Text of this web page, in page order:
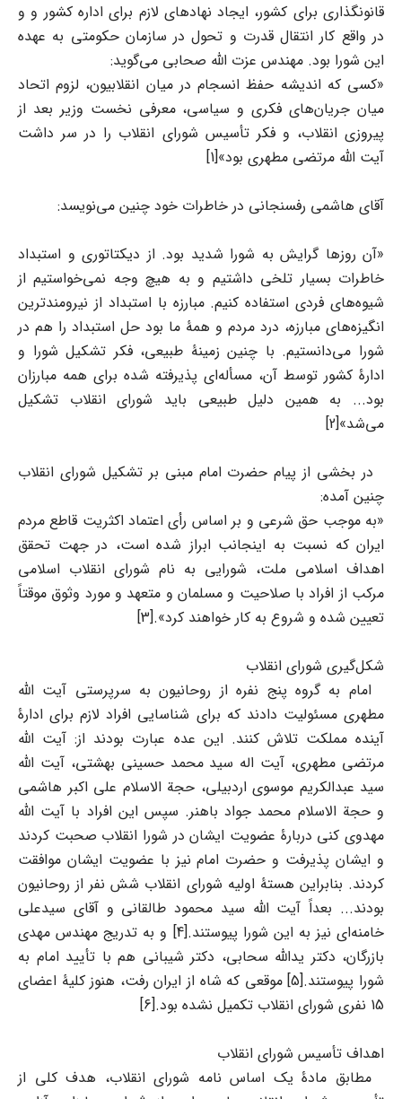
قانونگذاری برای کشور، ایجاد نهادهای لازم برای اداره کشور و و
در واقع کار انتقال قدرت و تحول در سازمان حکومتی به عهده
این شورا بود. مهندس عزت الله صحابی می‌گوید:
«کسی که اندیشه حفظ انسجام در میان انقلابیون، لزوم اتحاد
میان جریان‌های فکری و سیاسی، معرفی نخست وزیر بعد از
پیروزی انقلاب، و فکر تأسیس شورای انقلاب را در سر داشت
آیت الله مرتضی مطهری بود»[1]
آقای هاشمی رفسنجانی در خاطرات خود چنین می‌نویسد:
«آن روزها گرایش به شورا شدید بود. از دیکتاتوری و استبداد
خاطرات بسیار تلخی داشتیم و به هیچ وجه نمی‌خواستیم از
شیوه‌های فردی استفاده کنیم. مبارزه با استبداد از نیرومندترین
انگیزه‌های مبارزه، درد مردم و همۀ ما بود حل استبداد را هم در
شورا می‌دانستیم. با چنین زمینۀ طبیعی، فکر تشکیل شورا و
ادارۀ کشور توسط آن، مسأله‌ای پذیرفته شده برای همه مبارزان
بود... به همین دلیل طبیعی باید شورای انقلاب تشکیل
می‌شد»[2]
در بخشی از پیام حضرت امام مبنی بر تشکیل شورای انقلاب
چنین آمده:
«به موجب حق شرعی و بر اساس رأی اعتماد اکثریت قاطع مردم
ایران که نسبت به اینجانب ابراز شده است، در جهت تحقق
اهداف اسلامی ملت، شورایی به نام شورای انقلاب اسلامی
مرکب از افراد با صلاحیت و مسلمان و متعهد و مورد وثوق موقتاً
تعیین شده و شروع به کار خواهند کرد».[3]
شکل‌گیری شورای انقلاب
امام به گروه پنج نفره از روحانیون به سرپرستی آیت الله
مطهری مسئولیت دادند که برای شناسایی افراد لازم برای ادارۀ
آینده مملکت تلاش کنند. این عده عبارت بودند از: آیت الله
مرتضی مطهری، آیت اله سید محمد حسینی بهشتی، آیت الله
سید عبدالکریم موسوی اردبیلی، حجة الاسلام علی اکبر هاشمی
و حجة الاسلام محمد جواد باهنر. سپس این افراد با آیت الله
مهدوی کنی دربارۀ عضویت ایشان در شورا انقلاب صحبت کردند
و ایشان پذیرفت و حضرت امام نیز با عضویت ایشان موافقت
کردند. بنابراین هستۀ اولیه شورای انقلاب شش نفر از روحانیون
بودند... بعداً آیت الله سید محمود طالقانی و آقای سیدعلی
خامنه‌ای نیز به این شورا پیوستند.[4] و به تدریج مهندس مهدی
بازرگان، دکتر یدالله سحابی، دکتر شیبانی هم با تأیید امام به
شورا پیوستند.[5] موقعی که شاه از ایران رفت، هنوز کلیۀ اعضای
15 نفری شورای انقلاب تکمیل نشده بود.[6]
اهداف تأسیس شورای انقلاب
مطابق مادۀ یک اساس نامه شورای انقلاب، هدف کلی از